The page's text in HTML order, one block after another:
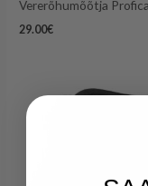
Vererõhumõõtja
29.00€